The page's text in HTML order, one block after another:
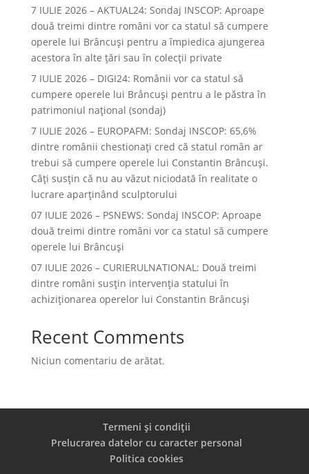
7 IULIE 2026 – AKTUAL24: Sondaj INSCOP: Aproape
două treimi dintre români vor ca statul să cumpere
operele lui Brâncuşi pentru a împiedica ajungerea
acestora în alte ţări sau în colecţii private
7 IULIE 2026 – DIGI24: Românii vor ca statul să
cumpere operele lui Brâncuși pentru a le păstra în
patrimoniul național (sondaj)
7 IULIE 2026 – EUROPAFM: Sondaj INSCOP: 65,6%
dintre românii chestionați cred că statul român ar
trebui să cumpere operele lui Constantin Brâncuși.
Câți susțin că nu au văzut niciodată în realitate o
lucrare aparținând sculptorului
07 IULIE 2026 – PSNEWS: Sondaj INSCOP: Aproape
două treimi dintre români vor ca statul să cumpere
operele lui Brâncuși
07 IULIE 2026 – CURIERULNATIONAL: Două treimi
dintre români susțin intervenția statului în
achiziționarea operelor lui Constantin Brâncuși
Recent Comments
Niciun comentariu de arătat.
Termeni și condiții
Prelucrarea datelor cu caracter personal
Politica cookies